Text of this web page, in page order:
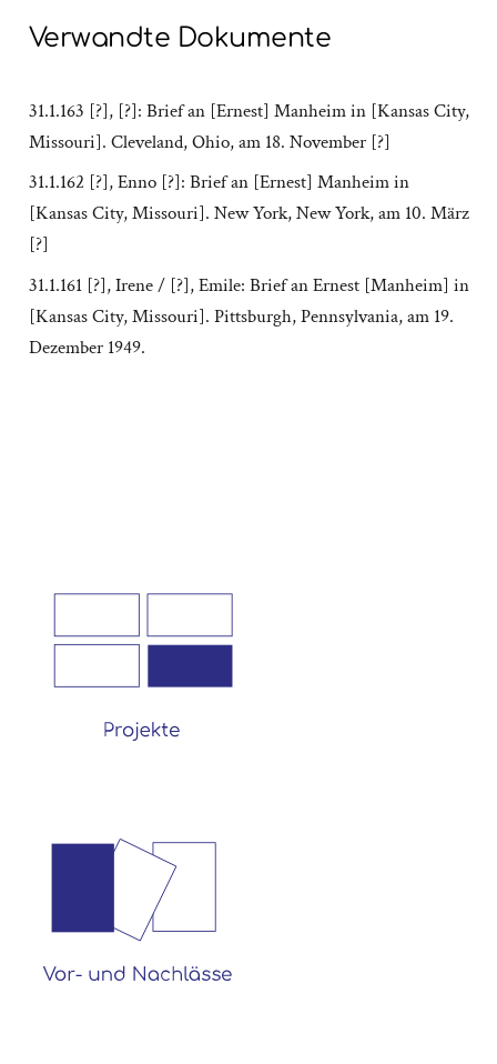
Verwandte Dokumente
31.1.163 [?], [?]: Brief an [Ernest] Manheim in [Kansas City,
Missouri]. Cleveland, Ohio, am 18. November [?]
31.1.162 [?], Enno [?]: Brief an [Ernest] Manheim in
[Kansas City, Missouri]. New York, New York, am 10. März
[?]
31.1.161 [?], Irene / [?], Emile: Brief an Ernest [Manheim] in
[Kansas City, Missouri]. Pittsburgh, Pennsylvania, am 19.
Dezember 1949.